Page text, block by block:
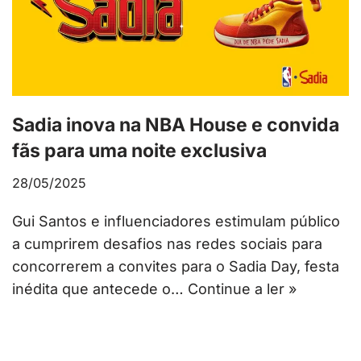
Sadia inova na NBA House e convida
fãs para uma noite exclusiva
28/05/2025
Gui Santos e influenciadores estimulam público
a cumprirem desafios nas redes sociais para
concorrerem a convites para o Sadia Day, festa
inédita que antecede o… Continue a ler »